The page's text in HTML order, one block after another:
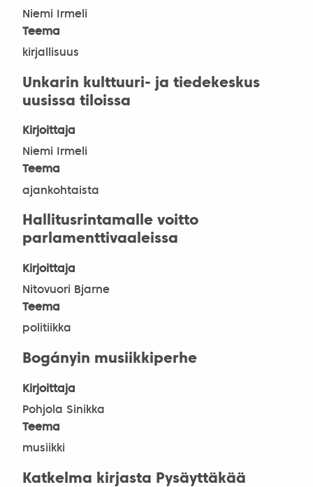
Niemi Irmeli
Teema
kirjallisuus
Unkarin kulttuuri- ja tiedekeskus
uusissa tiloissa
Kirjoittaja
Niemi Irmeli
Teema
ajankohtaista
Hallitusrintamalle voitto
parlamenttivaaleissa
Kirjoittaja
Nitovuori Bjarne
Teema
politiikka
Bogányin musiikkiperhe
Kirjoittaja
Pohjola Sinikka
Teema
musiikki
Katkelma kirjasta Pysäyttäkää